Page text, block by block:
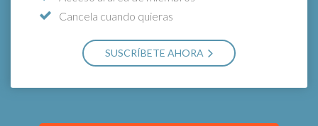
Cancela cuando quieras
SUSCRÍBETE AHORA
tu equipo
SELECCIONA EL NÚMERO DE USUARIOS
*¡Pruébanos gratis durante 7 días! No te preocupes, si
cancelas durante el periodo de prueba, no se te cobrará